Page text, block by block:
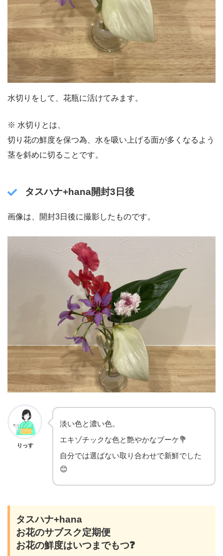
水切りをして、花瓶に活けてみます。
※ 水切りとは、
切り花の鮮度を保つ為、水を吸い上げる面が多くなるよう
茎を斜めに切ることです。
タスハナ+hana開封3日後
画像は、開封3日後に撮影したものです。
りっす
淡い色と濃い色。
エキゾチックな色と艶やかなブーケ💐
自分では選ばない取り合わせで新鮮でした
😊
タスハナ+hana
お花のサブスク定期便
お花の鮮度はいつまでもつ❓